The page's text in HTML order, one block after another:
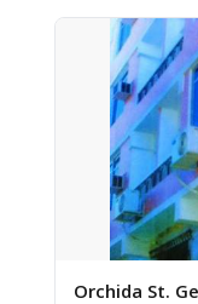
Orchida St.